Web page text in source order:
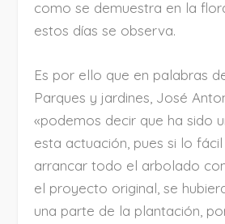
como se demuestra en la
estos días se observa.
Es por ello que en palabras
Parques y jardines, José
«podemos decir que ha sido
esta actuación, pues si lo
arrancar todo el arbolado
el proyecto original, se
una parte de la plantación,